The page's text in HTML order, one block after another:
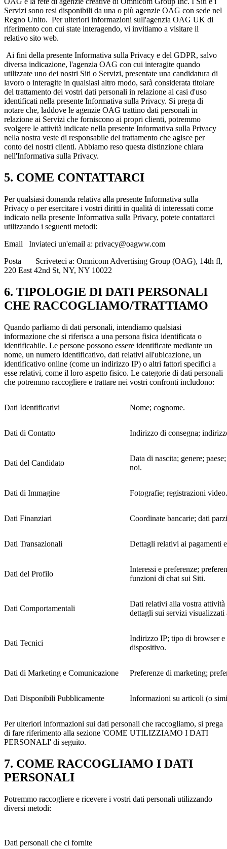
Servizi sono resi disponibili da una o più agenzie OAG con sede nel
Regno Unito. Per ulteriori informazioni sull'agenzia OAG UK di
riferimento con cui state interagendo, vi invitiamo a visitare il
relativo sito web.
Ai fini della presente Informativa sulla Privacy e del GDPR, salvo
diversa indicazione, l'agenzia OAG con cui interagite quando
utilizzate uno dei nostri Siti o Servizi, presentate una candidatura di
lavoro o interagite in qualsiasi altro modo, sarà considerata titolare
del trattamento dei vostri dati personali in relazione ai casi d'uso
identificati nella presente Informativa sulla Privacy. Si prega di
notare che, laddove le agenzie OAG trattino dati personali in
relazione ai Servizi che forniscono ai propri clienti, potremmo
svolgere le attività indicate nella presente Informativa sulla Privacy
nella nostra veste di responsabile del trattamento che agisce per
conto dei nostri clienti. Abbiamo reso questa distinzione chiara
nell'Informativa sulla Privacy.
5. COME CONTATTARCI
Per qualsiasi domanda relativa alla presente Informativa sulla
Privacy o per esercitare i vostri diritti in qualità di interessati come
indicato nella presente Informativa sulla Privacy, potete contattarci
utilizzando i seguenti metodi:
Email Inviateci un'email a: privacy@oagww.com
Posta Scriveteci a: Omnicom Advertising Group (OAG), 14th fl,
220 East 42nd St, NY, NY 10022
6. TIPOLOGIE DI DATI PERSONALI
CHE RACCOGLIAMO/TRATTIAMO
Quando parliamo di dati personali, intendiamo qualsiasi
informazione che si riferisca a una persona fisica identificata o
identificabile. Le persone possono essere identificate mediante un
nome, un numero identificativo, dati relativi all'ubicazione, un
identificativo online (come un indirizzo IP) o altri fattori specifici a
esse relativi, come il loro aspetto fisico. Le categorie di dati personali
che potremmo raccogliere e trattare nei vostri confronti includono:
Dati Identificativi Nome; cognome.
Dati di Contatto Indirizzo di consegna;
Dati del Candidato
Data di nascita; genere;
noi.
Dati di Immagine Fotografie; registrazioni video.
Dati Finanziari Coordinate bancarie; dati
Dati Transazionali Dettagli relativi ai pagamenti
Dati del Profilo
Interessi e preferenze;
funzioni di chat sui Siti.
Dati Comportamentali
Dati relativi alla vostra
dettagli sui servizi visualizzati
Dati Tecnici
Indirizzo IP; tipo di browser e
dispositivo.
Dati di Marketing e Comunicazione Preferenze di marketing;
Dati Disponibili Pubblicamente Informazioni su articoli (o
Per ulteriori informazioni sui dati personali che raccogliamo, si prega
di fare riferimento alla sezione 'COME UTILIZZIAMO I DATI
PERSONALI' di seguito.
7. COME RACCOGLIAMO I DATI
PERSONALI
Potremmo raccogliere e ricevere i vostri dati personali utilizzando
diversi metodi:
Dati personali che ci fornite